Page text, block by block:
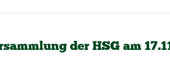
der HSG am